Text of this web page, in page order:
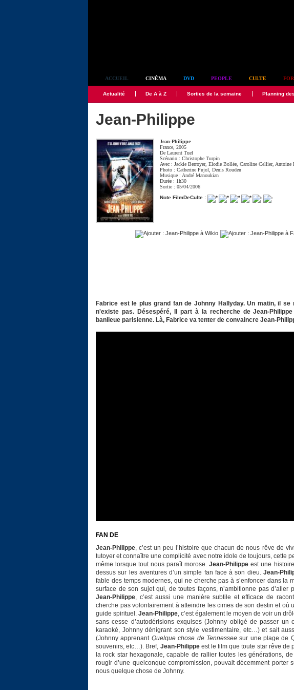
ACCUEIL CINÉMA DVD PEOPLE CULTE
Actualité De A à Z Sorties de la semaine Planning
Jean-Philippe
Jean-Philippe
France, 2005
DeLaurent Tuel
Scénario :Christophe Turpin
Avec :Jackie Berroyer,Elodie Bollée ,Caroline Cellier, Antoine
Photo :Catherine Pujol ,Denis Rouden
Musique : André Manoukian
Durée : 1h30
Sortie : 05/04/2006
Note FilmDeCulte :
Fabrice est le plus grand fan de Johnny Hallyday. Un matin, il
n'existe pas. Désespéré, Il part à la recherche de Jean-
banlieue parisienne. Là, Fabrice va tenter de convaincre Jean-
FAN DE
Jean-Philippe, c’est un peu l’histoire que chacun de nous rêve de
tutoyer et connaître une complicité avec notre idole de toujours, cette
même lorsque tout nous paraît morose.Jean-Philippe est une
dessus sur les aventures d’un simple fan face à son dieu.Jean-
fable des temps modernes, qui ne cherche pas à s’enfoncer dans la
surface de son sujet qui, de toutes façons, n’ambitionne pas d’aller
Jean-Philippe, c’est aussi une manière subtile et efficace de
cherche pas volontairement à atteindre les cimes de son destin et où
guide spirituel. Jean-Philippe, c’est également le moyen de voir un
sans cesse d’autodérisions exquises (Johnny obligé de passer un
karaoké, Johnny dénigrant son style vestimentaire, etc…) et sait
(Johnny apprenant Quelque chose de Tennesseesur une plage de
souvenirs, etc…). Bref, Jean-Philippeest le film que toute star rêve de
la rock star hexagonale, capable de rallier toutes les générations,
rougir d’une quelconque compromission, pouvait décemment porter
nous quelque chose de Johnny.